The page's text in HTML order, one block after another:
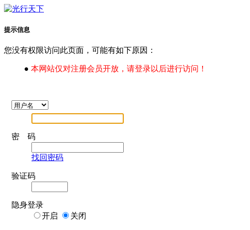
提示信息
您没有权限访问此页面，可能有如下原因：
● 本网站仅对注册会员开放，请登录以后进行访问！
密 码
找回密码
验证码
隐身登录
开启
关闭